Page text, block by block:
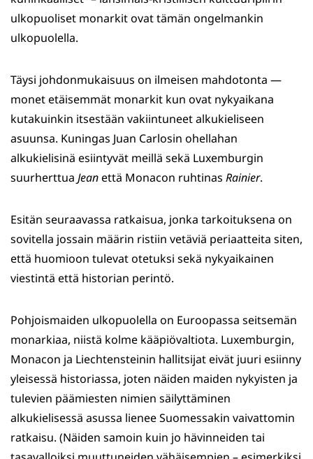
ulkopuoliset monarkit ovat tämän ongelmankin
ulkopuolella.
Täysi johdonmukaisuus on ilmeisen mahdotonta —
monet etäisemmät monarkit kun ovat nykyaikana
kutakuinkin itsestään vakiintuneet alkukieliseen
asuunsa. Kuningas Juan Carlosin ohellahan
alkukielisinä esiintyvät meillä sekä Luxemburgin
suurherttua Jeanettä Monacon ruhtinas Rainier.
Esitän seuraavassa ratkaisua, jonka tarkoituksena on
sovitella jossain määrin ristiin vetäviä periaatteita siten,
että huomioon tulevat otetuksi sekä nykyaikainen
viestintä että historian perintö.
Pohjoismaiden ulkopuolella on Euroopassa seitsemän
monarkiaa, niistä kolme kääpiövaltiota. Luxemburgin,
Monacon ja Liechtensteinin hallitsijat eivät juuri esiinny
yleisessä historiassa, joten näiden maiden nykyisten ja
tulevien päämiesten nimien säilyttäminen
alkukielisessä asussa lienee Suomessakin vaivattomin
ratkaisu. (Näiden samoin kuin jo hävinneiden tai